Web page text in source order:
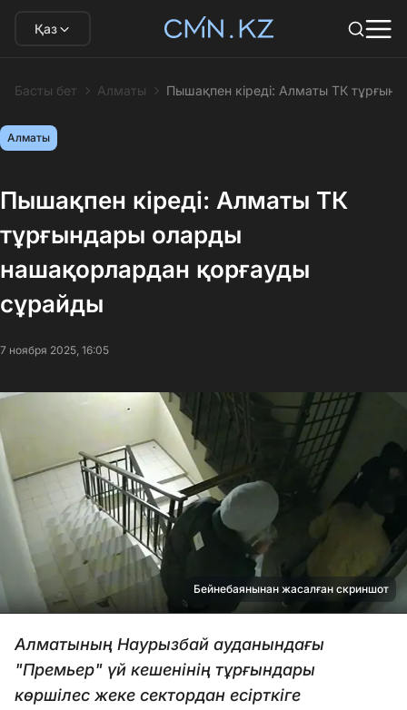
Қаз
Басты бет Алматы Пышақпен кіреді: Алматы ТК
Алматы
Пышақпен кіреді: Алматы ТК
тұрғындары оларды
нашақорлардан қорғауды
сұрайды
7 ноября 2025, 16:05
Бейнебаянынан жасалған скриншот
Алматының Наурызбай ауданындағы
"Премьер" үй кешенінің тұрғындары
көршілес жеке сектордан есірткіге